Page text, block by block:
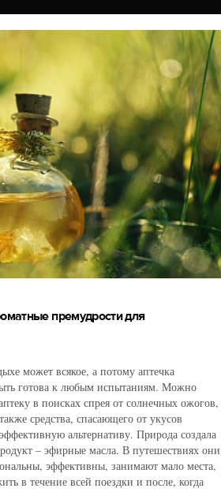
премудрости для
может всякое, а потому аптечка
готова к любым испытаниям. Можно
в поисках спрея от солнечных ожогов,
средства, спасающего от укусов
альтернативу. Природа создала
– эфирные масла. В путешествиях они
эффективны, занимают мало места,
в течение всей поездки и после, когда